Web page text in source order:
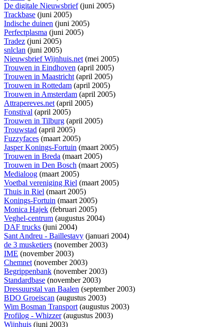
De digitale Nieuwsbrief(juni 2005)
Trackbase (juni 2005)
Indische duinen (juni 2005)
Perfectplasma (juni 2005)
Tradez (juni 2005)
snlclan (juni 2005)
Nieuwsbrief Wijnhuis.net(mei 2005)
Trouwen in Eindhoven (april 2005)
Trouwen in Maastricht(april 2005)
Trouwen in Rottedam (april 2005)
Trouwen in Amsterdam (april 2005)
Attrapereves.net(april 2005)
Fonstival (april 2005)
Trouwen in Tilburg (april 2005)
Trouwstad (april 2005)
Fuzzyfaces (maart 2005)
Jasper Konings-Fortuin (maart 2005)
Trouwen in Breda (maart 2005)
Trouwen in Den Bosch (maart 2005)
Medialoog (maart 2005)
Voetbal vereniging Riel (maart 2005)
Thuis in Riel (maart 2005)
Konings-Fortuin (maart 2005)
Monica Hajek (februari 2005)
Veghel-centrum (augustus 2004)
DAF trucks (juni 2004)
Sant Andreu - Baillestavy (januari 2004)
de 3 musketiers (november 2003)
IME (november 2003)
Chemnet(november 2003)
Begrippenbank (november 2003)
Standardbase (november 2003)
Dressuurstal van Baalen (september 2003)
BDO Groeiscan (augustus 2003)
Wim Bosman Transport(augustus 2003)
Profilog - Whizzer(augustus 2003)
Wijnhuis (juni 2003)